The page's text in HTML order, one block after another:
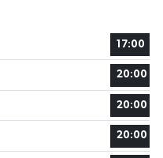
17:00
20:00
20:00
20:00